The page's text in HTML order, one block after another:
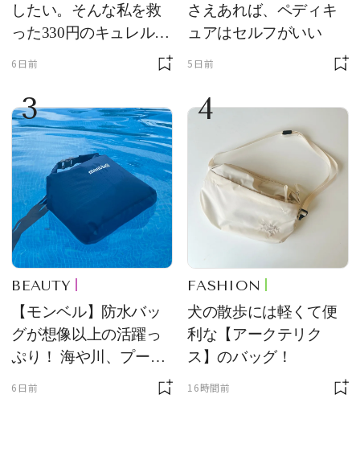
したい。そんな私を救
った330円のキュレル名
6日前
さえあれば、ペディキ
ュアはセルフがいい
5日前
3
BEAUTY
【モンベル】防水バッ
グが想像以上の活躍っ
ぷり！ 海や川、プール
6日前
4
FASHION
犬の散歩には軽くて便
利な【アークテリク
ス】のバッグ！
16時間前